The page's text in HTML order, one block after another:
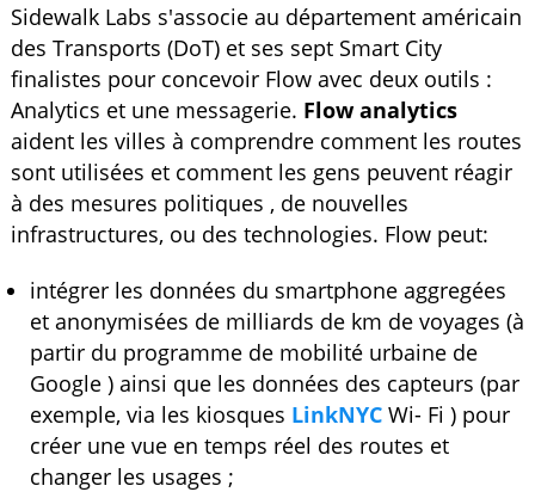
Sidewalk Labs s'associe au département américain
des Transports (DoT) et ses sept Smart City
finalistes pour concevoir Flow avec deux outils :
Analytics et une messagerie. Flow analytics
aident les villes à comprendre comment les routes
sont utilisées et comment les gens peuvent réagir
à des mesures politiques , de nouvelles
infrastructures, ou des technologies. Flow peut:
intégrer les données du smartphone aggregées
et anonymisées de milliards de km de voyages (à
partir du programme de mobilité urbaine de
Google ) ainsi que les données des capteurs (par
exemple, via les kiosques LinkNYCWi- Fi ) pour
créer une vue en temps réel des routes et
changer les usages ;